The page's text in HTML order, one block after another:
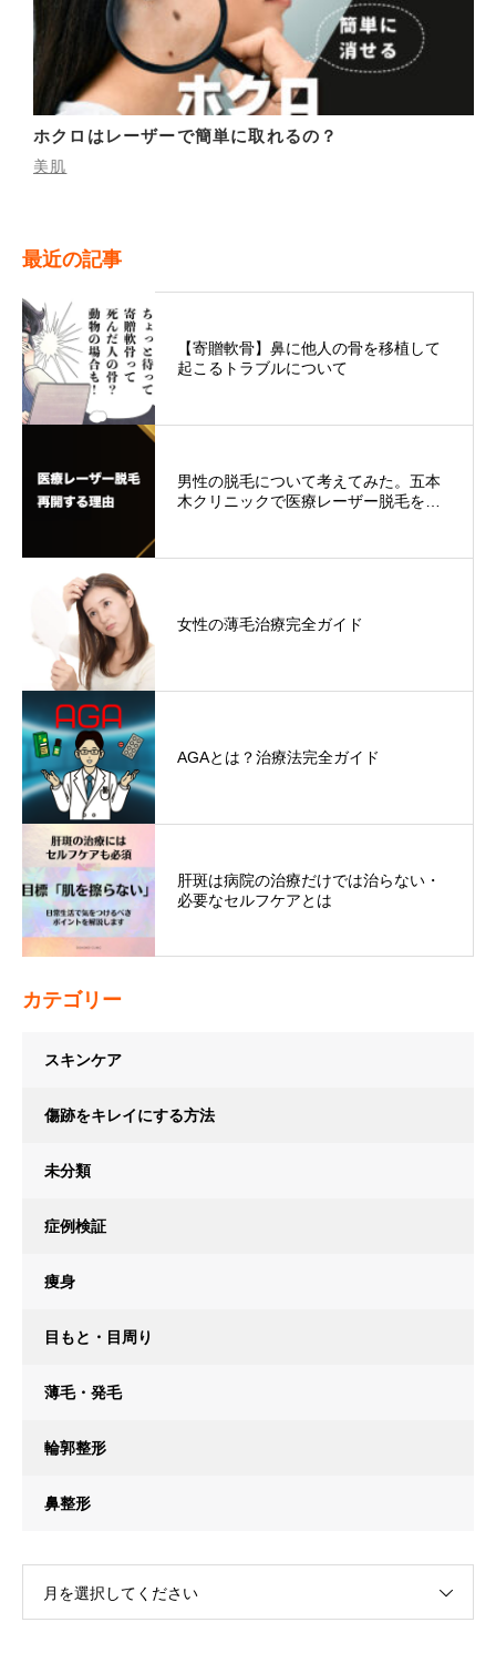
ホクロはレーザーで簡単に取れるの？
美肌
最近の記事
【寄贈軟骨】鼻に他人の骨を移植して
起こるトラブルについて
男性の脱毛について考えてみた。五本
木クリニックで医療レーザー脱毛を…
女性の薄毛治療完全ガイド
AGAとは？治療法完全ガイド
肝斑は病院の治療だけでは治らない・
必要なセルフケアとは
カテゴリー
スキンケア
傷跡をキレイにする方法
未分類
症例検証
痩身
目もと・目周り
薄毛・発毛
輪郭整形
鼻整形
月を選択してください